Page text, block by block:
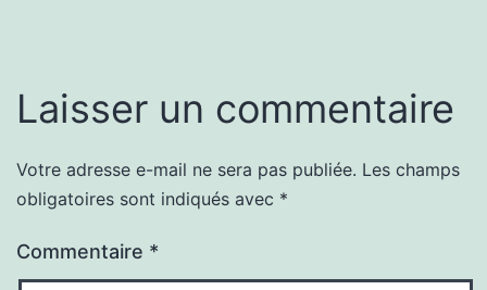
Laisser un commentaire
Votre adresse e-mail ne sera pas publiée. Les champs
obligatoires sont indiqués avec *
Commentaire *